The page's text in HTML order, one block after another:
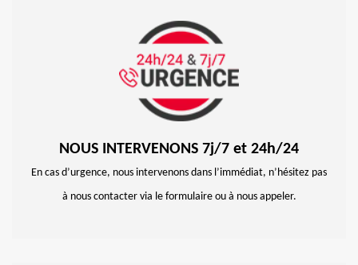
NOUS INTERVENONS 7j/7 et 24h/24
En cas d’urgence, nous intervenons dans l’immédiat, n’hésitez pas
à nous contacter via le formulaire ou à nous appeler.